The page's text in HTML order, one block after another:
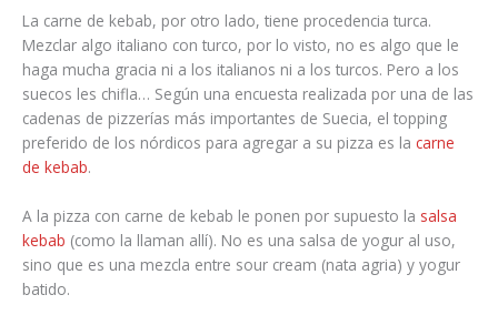
La carne de kebab, por otro lado, tiene procedencia turca.
Mezclar algo italiano con turco, por lo visto, no es algo que le
haga mucha gracia ni a los italianos ni a los turcos. Pero a los
suecos les chifla… Según una encuesta realizada por una de las
cadenas de pizzerías más importantes de Suecia, el topping
preferido de los nórdicos para agregar a su pizza es la carne
de kebab.
A la pizza con carne de kebab le ponen por supuesto la salsa
kebab (como la llaman allí). No es una salsa de yogur al uso,
sino que es una mezcla entre sour cream (nata agria) y yogur
batido.